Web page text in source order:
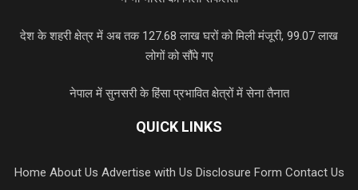
देश के शहरी क्षेत्र में अब तक 127.68 लाख घरों को मिली मंजूरी, 99.07 लाख
लोगों को सौंपे गए
नेपाल में सुनसरी के हिंसा प्रभावित क्षेत्रों में सेना तैनात
QUICK LINKS
Home About Us Advertise with Us Disclosure Form Contact Us